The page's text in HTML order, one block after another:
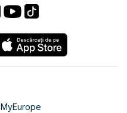
MyEurope